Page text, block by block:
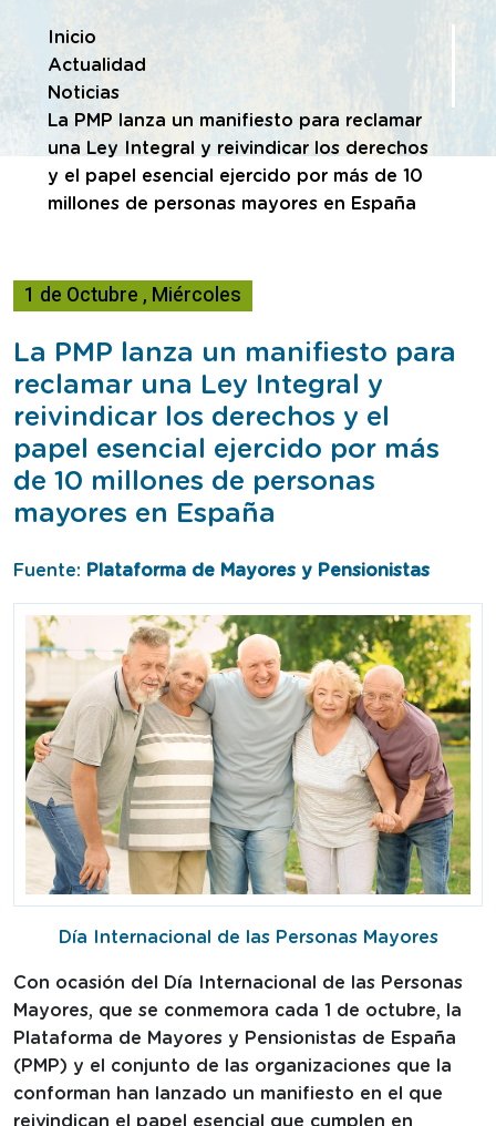
Te encuentras en
Inicio
Actualidad
Noticias
La PMP lanza un manifiesto para reclamar
una Ley Integral y reivindicar los derechos
y el papel esencial ejercido por más de 10
millones de personas mayores en España
1 de Octubre, Miércoles
La PMP lanza un manifiesto para
reclamar una Ley Integral y
reivindicar los derechos y el
papel esencial ejercido por más
de 10 millones de personas
mayores en España
Fuente: Plataforma de Mayores y Pensionistas
Día Internacional de las Personas Mayores
Con ocasión del Día Internacional de las Personas
Mayores, que se conmemora cada 1 de octubre, la
Plataforma de Mayores y Pensionistas de España
(PMP) y el conjunto de las organizaciones que la
conforman han lanzado un manifiesto en el que
reivindican el papel esencial que cumplen en